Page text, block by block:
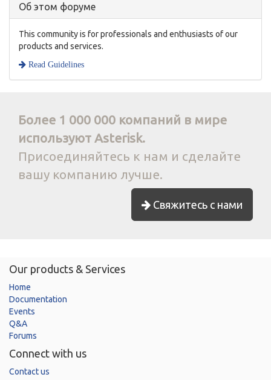
Об этом форуме
This community is for professionals and enthusiasts of our
products and services.
Read Guidelines
Более 1 000 000 компаний в мире
используют Asterisk.
Присоединяйтесь к нам и сделайте
вашу компанию лучше.
Свяжитесь с нами
Our products & Services
Home
Documentation
Events
Q&A
Forums
Connect with us
Contact us